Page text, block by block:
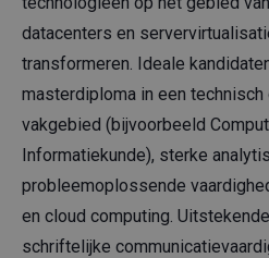
datacenters en
transformeren. Ideale
masterdiploma in een
vakgebied (bijvoorbeeld
Informatiekunde), sterke
probleemoplossende
en cloud computing.
schriftelijke